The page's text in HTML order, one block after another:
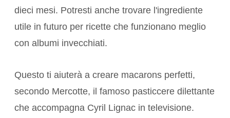
dieci mesi. Potresti anche trovare l'ingrediente
utile in futuro per ricette che funzionano meglio
con albumi invecchiati.
Questo ti aiuterà a creare macarons perfetti,
secondo Mercotte, il famoso pasticcere dilettante
che accompagna Cyril Lignac in televisione.